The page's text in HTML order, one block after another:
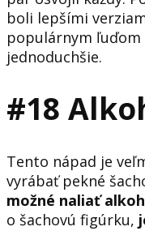
boli lepšími
populárnym ľuďom
jednoduchšie.
#18
Tento nápad je
vyrábať pekné
možné naliať
o šachovú figúrku,